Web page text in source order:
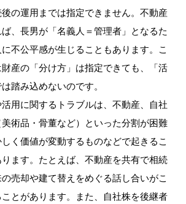
の運用までは指定できません。不動産
、長男が「名義人＝管理者」となるた
不公平感が生じることもあります。こ
産の「分け方」は指定できても、「活
踏み込めないのです。
用に関するトラブルは、不動産、自社
術品・骨董など）といった分割が困難
く価値が変動するものなどで起きるこ
ます。たとえば、不動産を共有で相続
売却や建て替えをめぐる話し合いがこ
とがあります。また、自社株を後継者